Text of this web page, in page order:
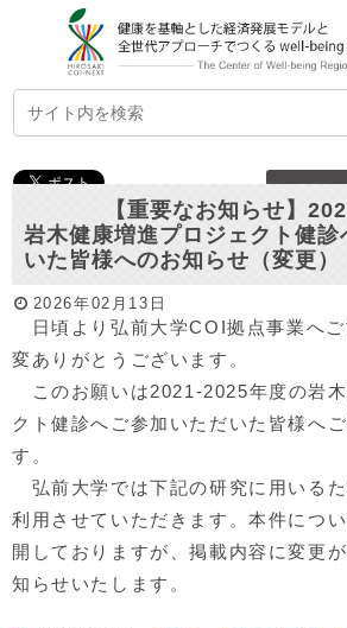
【重要なお知らせ】
岩木健康増進プロジェクト健
いた皆様へのお知らせ（変更）
2026年02月13日
日頃より弘前大学COI拠点事業へご
変ありがとうございます。
このお願いは2021-2025年度の岩木
クト健診へご参加いただいた皆様へ
す。
弘前大学では下記の研究に用いる
利用させていただきます。本件につ
開しておりますが、掲載内容に変更
知らせいたします。